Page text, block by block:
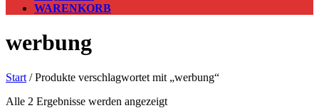
WARENKORB
werbung
Start / Produkte verschlagwortet mit „werbung“
Alle 2 Ergebnisse werden angezeigt